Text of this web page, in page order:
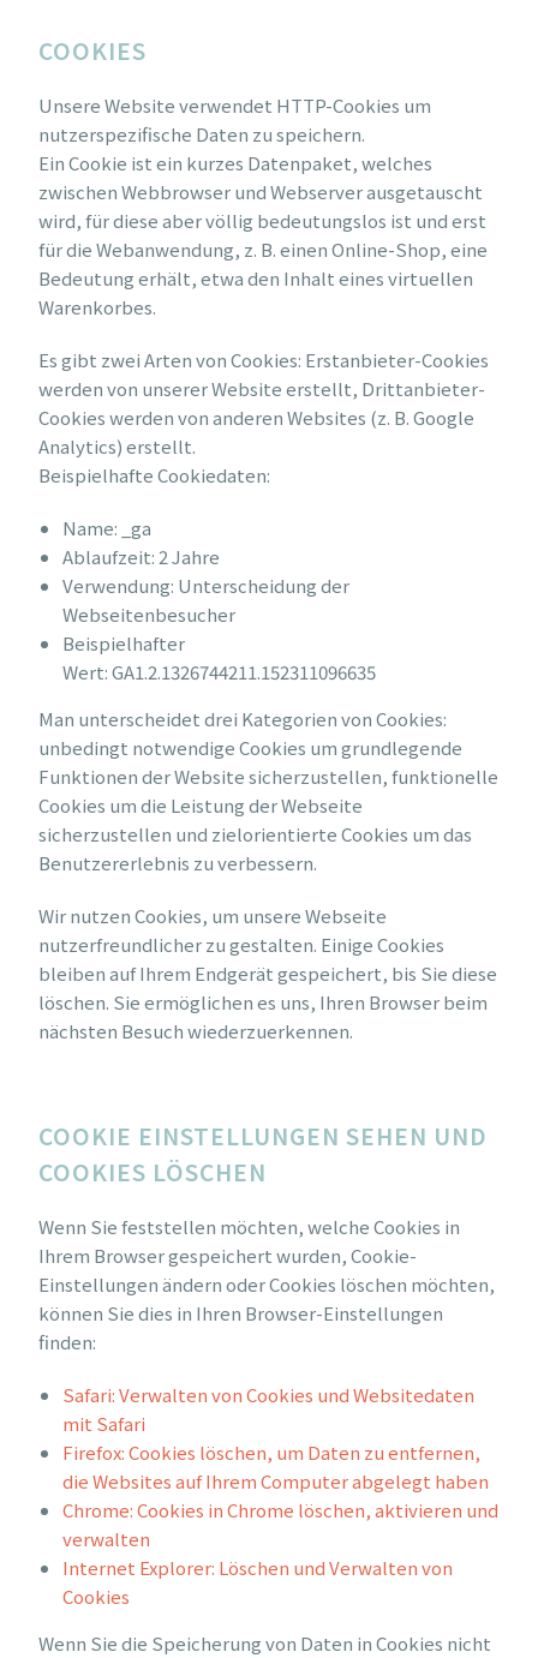
COOKIES
Unsere Website verwendet HTTP-Cookies um
nutzerspezifische Daten zu speichern.
Ein Cookie ist ein kurzes Datenpaket, welches
zwischen Webbrowser und Webserver ausgetauscht
wird, für diese aber völlig bedeutungslos ist und erst
für die Webanwendung, z. B. einen Online-Shop, eine
Bedeutung erhält, etwa den Inhalt eines virtuellen
Warenkorbes.
Es gibt zwei Arten von Cookies: Erstanbieter-Cookies
werden von unserer Website erstellt, Drittanbieter-
Cookies werden von anderen Websites (z. B. Google
Analytics) erstellt.
Beispielhafte Cookiedaten:
Name: _ga
Ablaufzeit: 2 Jahre
Verwendung: Unterscheidung der
Webseitenbesucher
Beispielhafter
Wert: GA1.2.1326744211.152311096635
Man unterscheidet drei Kategorien von Cookies:
unbedingt notwendige Cookies um grundlegende
Funktionen der Website sicherzustellen, funktionelle
Cookies um die Leistung der Webseite
sicherzustellen und zielorientierte Cookies um das
Benutzererlebnis zu verbessern.
Wir nutzen Cookies, um unsere Webseite
nutzerfreundlicher zu gestalten. Einige Cookies
bleiben auf Ihrem Endgerät gespeichert, bis Sie diese
löschen. Sie ermöglichen es uns, Ihren Browser beim
nächsten Besuch wiederzuerkennen.
COOKIE EINSTELLUNGEN SEHEN UND
COOKIES LÖSCHEN
Wenn Sie feststellen möchten, welche Cookies in
Ihrem Browser gespeichert wurden, Cookie-
Einstellungen ändern oder Cookies löschen möchten,
können Sie dies in Ihren Browser-Einstellungen
finden:
Safari: Verwalten von Cookies und Websitedaten
mit Safari
Firefox: Cookies löschen, um Daten zu entfernen,
die Websites auf Ihrem Computer abgelegt haben
Chrome: Cookies in Chrome löschen, aktivieren und
verwalten
Internet Explorer: Löschen und Verwalten von
Cookies
Wenn Sie die Speicherung von Daten in Cookies nicht